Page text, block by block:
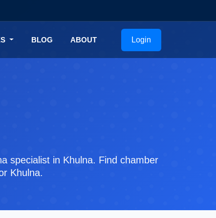
BLOG ABOUT Login
specialist in Khulna. Find chamber
Khulna.